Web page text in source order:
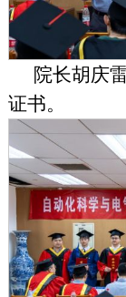
院长胡庆
证书。